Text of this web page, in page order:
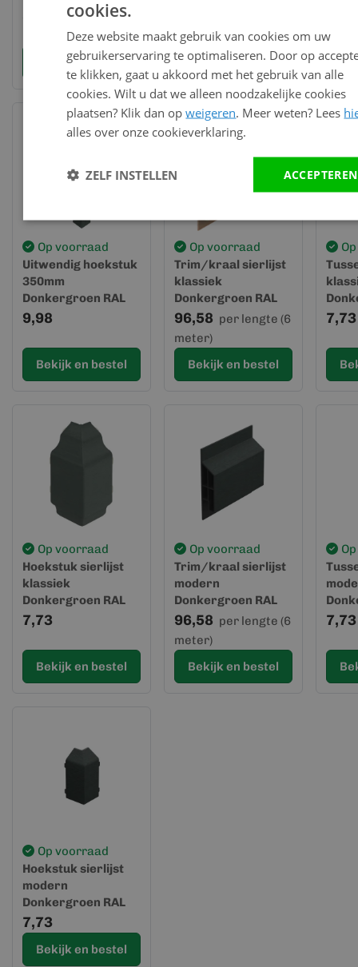
6009 (dakrand) -
Keralit (2833)
per lengte (6
Bekijk en bestel
Keralit (2843)
meter)
Bekijk en bestel
Op voorraad
Uitwendig hoekstuk
350mm
Donkergroen RAL
6009 - Keralit (2847)
9,98
Bekijk en bestel
Op voorraad
Trim/kraal sierlijst
klassiek
Donkergroen RAL
6009 - Keralit (2850)
96,58 per lengte (6
meter)
Bekijk en bestel
6009
7,73
Op voorraad
Hoekstuk sierlijst
klassiek
Donkergroen RAL
6009 - Keralit (2852)
7,73
Bekijk en bestel
Op voorraad
Trim/kraal sierlijst
modern
Donkergroen RAL
6009 - Keralit (2851)
96,58 per lengte (6
meter)
Bekijk en bestel
6009
7,73
Op voorraad
Hoekstuk sierlijst
modern
Donkergroen RAL
6009 - Keralit (2854)
7,73
Bekijk en bestel
cookies.
Deze website maakt gebruik van cookies om uw
gebruikerservaring te optimaliseren. Door op
te klikken, gaat u akkoord met het gebruik van alle
cookies. Wilt u dat we alleen noodzakelijke cookies
plaatsen? Klik dan opweigeren. Meer weten? Lees
alles over onze cookieverklaring.
ACCEPTEREN
ZELF INSTELLEN